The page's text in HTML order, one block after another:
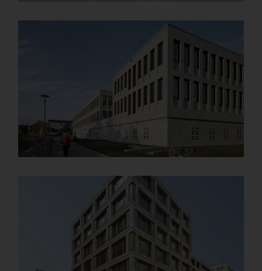
Campus W&W de Kornwestheim
Tribunal de district de Günzburg